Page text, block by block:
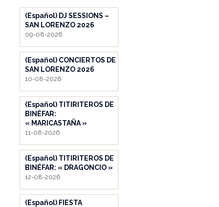
(Español) DJ SESSIONS –
SAN LORENZO 2026
09-08-2026
(Español) CONCIERTOS DE
SAN LORENZO 2026
10-08-2026
(Español) TITIRITEROS DE
BINÉFAR:
« MARICASTAÑA »
11-08-2026
(Español) TITIRITEROS DE
BINÉFAR: « DRAGONCIO »
12-08-2026
(Español) FIESTA